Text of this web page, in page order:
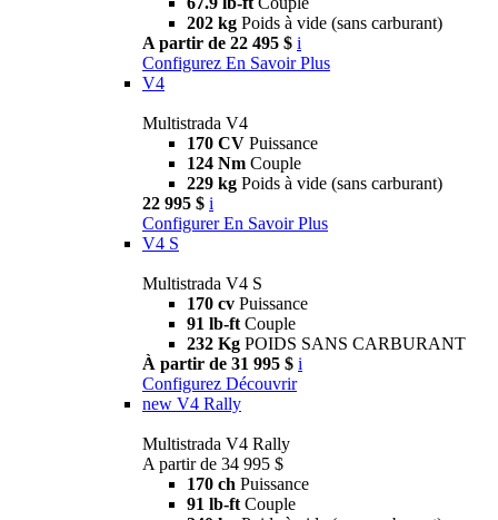
202 kg Poids à vide (sans carburant)
A partir de 22 495 $ i
Configurez En Savoir Plus
V4
Multistrada V4
170 CV Puissance
124 Nm Couple
229 kg Poids à vide (sans carburant)
22 995 $ i
Configurer En Savoir Plus
V4 S
Multistrada V4 S
170 cv Puissance
91 lb-ft Couple
232 Kg POIDS SANS CARBURANT
À partir de 31 995 $ i
Configurez Découvrir
new V4 Rally
Multistrada V4 Rally
A partir de 34 995 $
170 ch Puissance
91 lb-ft Couple